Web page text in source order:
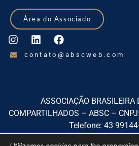
Área do Associado
contato@abscweb.com
ASSOCIAÇÃO BRASILEIRA
COMPARTILHADOS – ABSC –
Telefone: 43